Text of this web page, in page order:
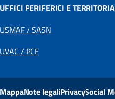
UFFICI PERIFERICI E
USMAF / SASN
UVAC / PCF
MappaNote legaliPrivacySocial